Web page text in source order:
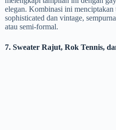
elegan. Kombinasi ini menciptakan
sophisticated dan vintage,
atau semi-formal.
7. Sweater Rajut, Rok Tennis,